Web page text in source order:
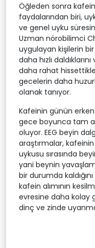
Öğleden sonra
faydalarından biri,
ve genel uyku
Uzman nörobilimci
uygulayan kişilerin
daha hızlı
daha rahat
gecelerin daha
olanak tanıyor.
Kafeinin günün erken
gece boyunca tam
oluyor. EEG beyin
araştırmalar, kafeinin
uykusu sırasında
yani beynin
bir durumda
kafein alımının
evresine daha kolay
dinç ve zinde